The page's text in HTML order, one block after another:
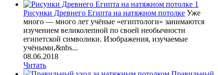
Рисунки Древнего Египта на натяжном потолке Уже
много — много лет учёные «египтологи» занимаются
изучением великолепной по своей необычности
египетской символики. Изображения, изучаемые
учёными,&nbs...
08.06.2018
Читать